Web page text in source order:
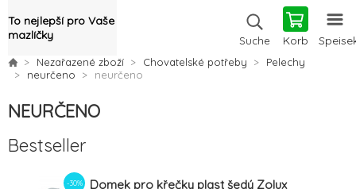
To nejlepší pro Vaše
mazlíčky
Suche Korb
Nezařazené zboží Chovatelské potřeby
Pelechy
neurčeno
neurčeno
NEURČENO
Bestseller
-30%
Domek pro křečky plast šedý Zolux